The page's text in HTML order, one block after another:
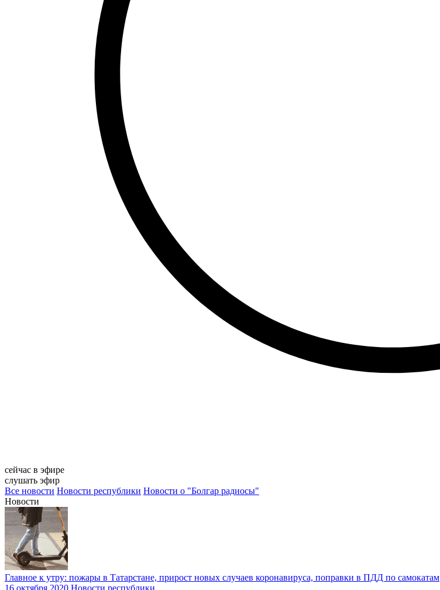
сейчас в эфире
слушать эфир
Все новости Новости республики Новости о "Болгар радиосы"
Новости
Главное к утру: пожары в Татарстане, прирост новых случаев коронавируса, поправки в ПДД по самокатам